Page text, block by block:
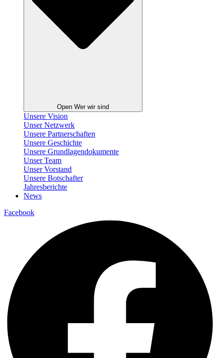
Open Wer wir sind
Unsere Vision
Unser Netzwerk
Unsere Partnerschaften
Unsere Geschichte
Unsere Grundlagendokumente
Unser Team
Unser Vorstand
Unsere Botschafter
Jahresberichte
News
Facebook